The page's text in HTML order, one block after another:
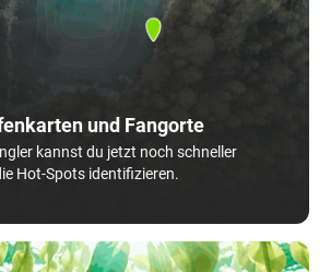
und Fangorte
kannst du jetzt noch schneller
Hot-Spots identifizieren.